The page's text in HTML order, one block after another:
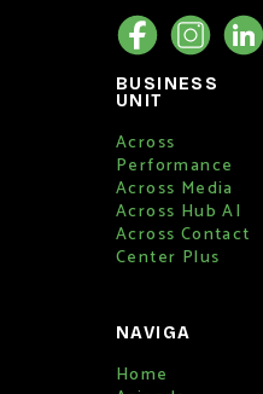
BUSINESS
UNIT
Across
Performance
Across Media
Across Hub AI
Across Contact
Center Plus
NAVIGA
Home